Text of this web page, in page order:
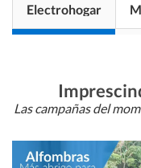
Electrohogar
Las campañas del